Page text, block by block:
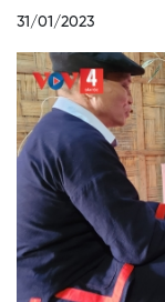
31/01/2023